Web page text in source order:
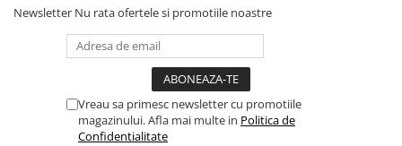
Newsletter Nu rata ofertele si promotiile noastre
Vreau sa primesc newsletter cu promotiile
magazinului. Afla mai multe in Politica de
Confidentialitate